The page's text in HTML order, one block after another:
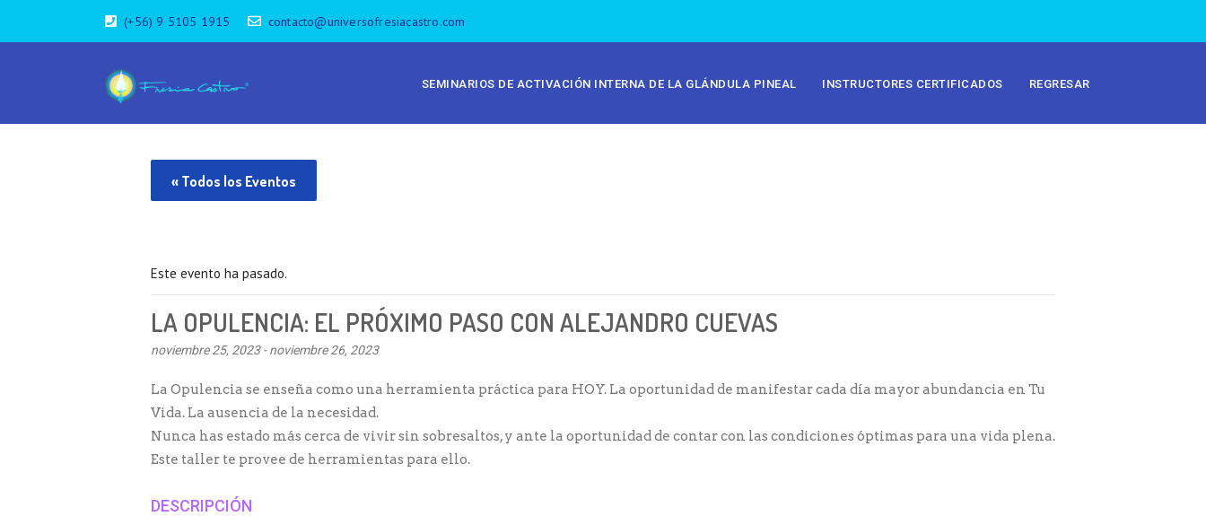
(+56) 9 5105 1915 contacto@universofresiacastro.com
SEMINARIOS DE ACTIVACIÓN INTERNA DE LA GLÁNDULA PINEAL INSTRUCTORES CERTIFICADOS REGRESAR
« Todos los Eventos
Este evento ha pasado.
LA OPULENCIA: EL PRÓXIMO PASO CON ALEJANDRO CUEVAS
noviembre 25, 2023-noviembre 26, 2023
La Opulencia se enseña como una herramienta práctica para HOY. La oportunidad de manifestar cada día mayor abundancia en Tu
Vida. La ausencia de la necesidad.
Nunca has estado más cerca de vivir sin sobresaltos, y ante la oportunidad de contar con las condiciones óptimas para una vida plena.
Este taller te provee de herramientas para ello.
DESCRIPCIÓN